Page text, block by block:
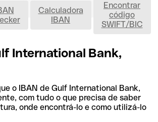
IBAN
Calculadora
IBAN
Encontrar
código
SWIFT/BIC
International Bank,
o IBAN de Gulf International Bank,
com tudo o que precisa de saber
onde encontrá-lo e como utilizá-lo